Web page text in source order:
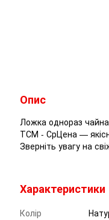
Опис
Ложка однораз
ТСМ - СрЦена —
Зверніть увагу на
Характеристики
Колір